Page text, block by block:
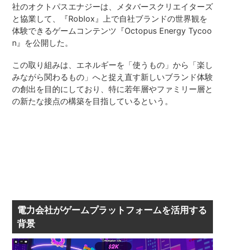
社のオクトパスエナジーは、メタバースクリエイターズ
と協業して、『Roblox』上で自社ブランドの世界観を
体験できるゲームコンテンツ『Octopus Energy Tycoo
n』を公開した。
この取り組みは、エネルギーを「使うもの」から「楽し
みながら関わるもの」へと捉え直す新しいブランド体験
の創出を目的にしており、特に若年層やファミリー層と
の新たな接点の構築を目指しているという。
電力会社がゲームプラットフォームを活用する
背景